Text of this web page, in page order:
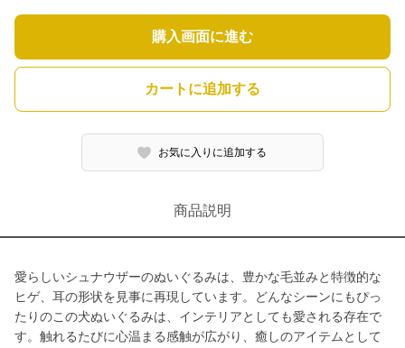
購入画面に進む
カートに追加する
お気に入りに追加する
商品説明
愛らしいシュナウザーのぬいぐるみは、豊かな毛並みと特徴的な
ヒゲ、耳の形状を見事に再現しています。どんなシーンにもぴっ
たりのこの犬ぬいぐるみは、インテリアとしても愛される存在で
す。触れるたびに心温まる感触が広がり、癒しのアイテムとして